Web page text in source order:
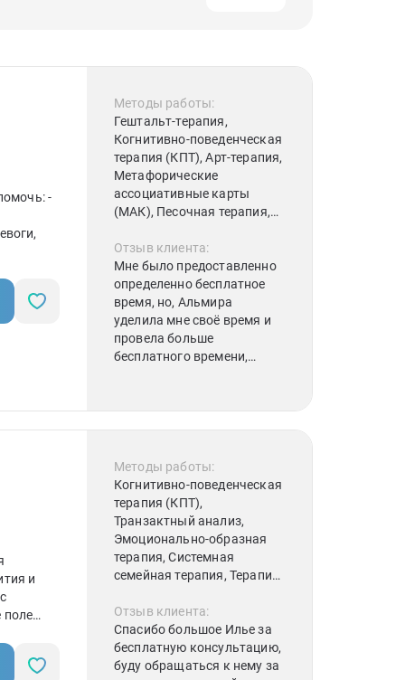
-
Методы работы:
Гештальт-терапия,
Когнитивно-поведенческая
терапия (КПТ), Арт-терапия,
Метафорические
ассоциативные карты
(МАК), Песочная терапия,
Отзыв клиента:
Мне было предоставленно
определенно бесплатное
время, но, Альмира
уделила мне своё время и
провела больше
бесплатного времени,
вопросом. Альмира
приятный, внимательный и
Психолог не подсказывала
мне, что делать, а
направила меня на
правильное решение,
принятое мной самой.
Спасибо Вам большое,
Альмира!
и
поле
Методы работы:
Когнитивно-поведенческая
терапия (КПТ),
Транзактный анализ,
Эмоционально-образная
терапия, Системная
семейная терапия, Терапия
ответственности (АСТ)
Отзыв клиента:
Спасибо большое Илье за
бесплатную консультацию,
буду обращаться к нему за